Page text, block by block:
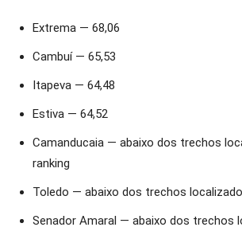
Extrema — 68,06
Cambuí — 65,53
Itapeva — 64,48
Estiva — 64,52
Camanducaia — abaixo dos trechos
ranking
Toledo — abaixo dos trechos
Senador Amaral — abaixo dos trechos